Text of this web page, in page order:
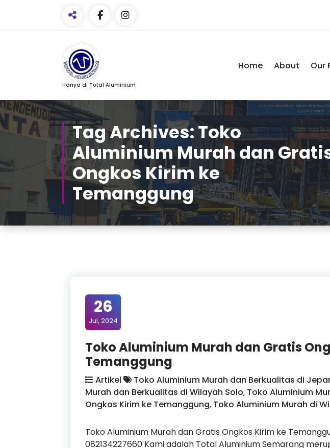
Content
Hanya di Total Aluminium
Home About Our
Tag Archives: Toko
Aluminium Murah dan
Ongkos Kirim ke
Temanggung
26
Jul, 2024
Toko Aluminium Murah dan Gratis
Temanggung
Artikel Toko Aluminium Murah dan Berkualitas di
Murah dan Berkualitas di Wilayah Solo, Toko Aluminium
Ongkos Kirim ke Temanggung, Toko Aluminium Murah di
Toko Aluminium Murah dan Gratis Ongkos Kirim ke
082134227660 Kami adalah Total Aluminium Semarang
Facebook
Email
WhatsApp
Pinterest
Share